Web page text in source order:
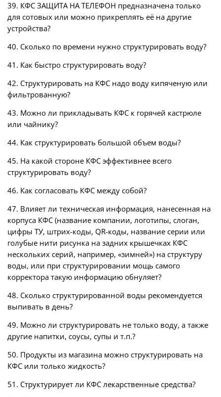
39. КФС ЗАЩИТА НА ТЕЛЕФОН предназначена только
для сотовых или можно прикреплять её на другие
устройства?
40. Сколько по времени нужно структурировать воду?
41. Как быстро структурировать воду?
42. Структурировать на КФС надо воду кипяченую или
фильтрованную?
43. Можно ли прикладывать КФС к горячей кастрюле
или чайнику?
44. Как структурировать большой объем воды?
45. На какой стороне КФС эффективнее всего
структурировать воду?
46. Как согласовать КФС между собой?
47. Влияет ли техническая информация, нанесенная на
корпуса КФС (название компании, логотипы, слоган,
цифры ТУ, штрих-коды, QR-коды, название серии или
голубые нити рисунка на задних крышечках КФС
нескольких серий, например, «зимней») на структуру
воды, или при структурировании мощь самого
корректора такую информацию обнуляет?
48. Сколько структурированной воды рекомендуется
выпивать в день?
49. Можно ли структурировать не только воду, а также
другие напитки, соусы, супы и т.п.?
50. Продукты из магазина можно структурировать на
КФС или только жидкость?
51. Структурирует ли КФС лекарственные средства?